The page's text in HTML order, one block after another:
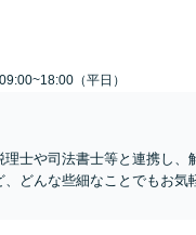
（平日）
士や司法書士等と連携し
どんな些細なことでもお気